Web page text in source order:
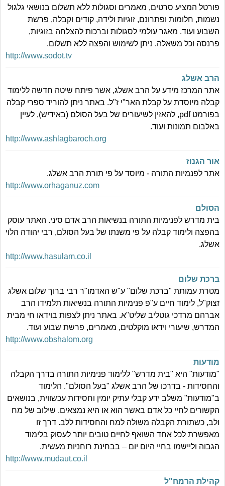
פורטל המציע סרטים, מאמרים וסגולות ללא תשלום בנושאי גלגול
נשמות, חלומות ופתרונם, זוגיות ולידה, קודים וקבלה, פרשת
השבוע ועוד. מאגר עולמי לסגולות וברכות להצלחה בזוגיות,
פרנסה וכל משאלה. ניתן לשימוש והפצה ללא תשלום.
http://www.sodot.tv
הרב אשלג
אתר המרכז מידע על הרב אשלג, אשר פיתח שיטה חדשה ללימוד
קבלה מיוסדת על קבלת האר"י ז"ל. באתר ניתן להוריד ספרי קבלה
בפורמט pdf, להאזין לשיעורים של בעל הסולם (באידיש), לעיין
באלבום תמונות ועוד.
http://www.ashlagbaroch.org
אור הגנוז
אתר לפנמיות התורה - מיוסד על פי תורת הרב אשלג.
http://www.orhaganuz.com
הסולם
בית מדרש לפנימיות התורה בנשיאות הרב אדם סיני. האתר עוסק
בהפצה ולימוד קבלה על פי משנתו של בעל הסולם, רבי יהודה הלוי
אשלג.
http://www.hasulam.co.il
ברכת שלום
מטרת עמותת "ברכת שלום" ע"ש האדמו"ר רבי ברוך שלום אשלג
זצוק"ל, לימוד חיים ע"פ פנימיות התורה בנשיאות תלמידו הרב
אברהם מרדכי גוטליב שליט"א. באתר ניתן לצפות בוידאו חי מבית
המדרש, שיעורי וידאו מוקלטים, מאמרים, פרשת שבוע ועוד.
http://www.obshalom.org
מודעות
"מודעות" היא "בית מדרש" ללימוד פנימיות התורה בדרך הקבלה
והחסידות - בדרכו של הרב אשלג "בעל הסולם". הלימוד
ב"מודעות" משלב ידע קבלי עתיק יומין וחסידות עכשווית, בנושאים
הקשורים לחיי כל אדם באשר הוא או היא נמצאים. שילוב של מח
ולב, כשתורת הקבלה משולה למח והחסידות ללב. דרך זו
מאפשרת לכל אחד השואף לחיים טובים יותר לעסוק בלימוד
הגבוה וליישמו בחיי היום יום – בבחינת רוחניות מעשית.
http://www.mudaut.co.il
קהילת הרמח"ל